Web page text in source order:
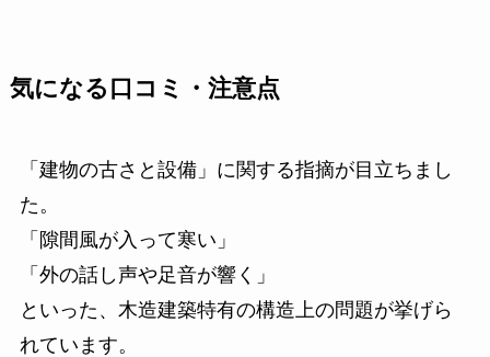
気になる口コミ・注意点
「建物の古さと設備」に関する指摘が目立ちまし
た。
「隙間風が入って寒い」
「外の話し声や足音が響く」
といった、木造建築特有の構造上の問題が挙げら
れています。